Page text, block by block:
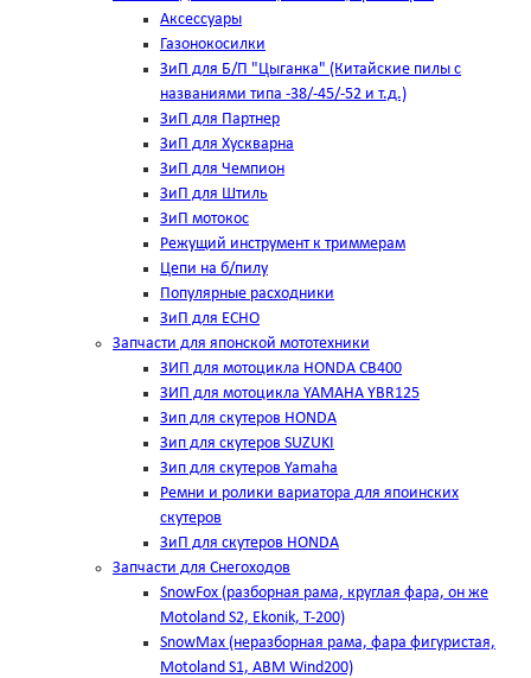
Аксессуары
Газонокосилки
ЗиП для Б/П "Цыганка" (Китайские пилы с
названиями типа -38/-45/-52 и т.д.)
ЗиП для Партнер
ЗиП для Хускварна
ЗиП для Чемпион
ЗиП для Штиль
ЗиП мотокос
Режущий инструмент к триммерам
Цепи на б/пилу
Популярные расходники
ЗиП для ЕСНО
Запчасти для японской мототехники
ЗИП для мотоцикла HONDA CB400
ЗИП для мотоцикла YAMAHA YBR125
Зип для скутеров HONDA
Зип для скутеров SUZUKI
Зип для скутеров Yamaha
Ремни и ролики вариатора для япоинских
скутеров
ЗиП для скутеров HONDA
Запчасти для Снегоходов
SnowFox (разборная рама, круглая фара, он же
Motoland S2, Ekonik, T-200)
SnowMax (неразборная рама, фара фигуристая,
Motoland S1, ABM Wind200)